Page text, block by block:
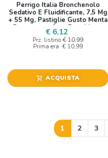
Perrigo Italia Bronchenolo
Sedativo E Fluidificante, 7,5 Mg
+ 55 Mg, Pastiglie Gusto Menta
Destrometorfano Bromidrato,
Guaifene
€ 6,12
Prz. listino € 10,99
Prima era € 10,99
shopping_cart ACQUISTA
1 2 3